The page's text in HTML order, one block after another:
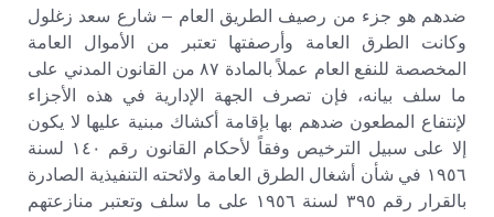
ضدهم هو جزء من رصيف الطريق العام – شارع سعد زغلول
وكانت الطرق العامة وأرصفتها تعتبر من الأموال العامة
المخصصة للنفع العام عملاً بالمادة ٨٧ من القانون المدني على
ما سلف بيانه، فإن تصرف الجهة الإدارية في هذه الأجزاء
لإنتفاع المطعون ضدهم بها بإقامة أكشاك مبنية عليها لا يكون
إلا على سبيل الترخيص وفقاً لأحكام القانون رقم ١٤٠ لسنة
١٩٥٦ في شأن أشغال الطرق العامة ولائحته التنفيذية الصادرة
بالقرار رقم ٣٩٥ لسنة ١٩٥٦ على ما سلف وتعتبر منازعتهم